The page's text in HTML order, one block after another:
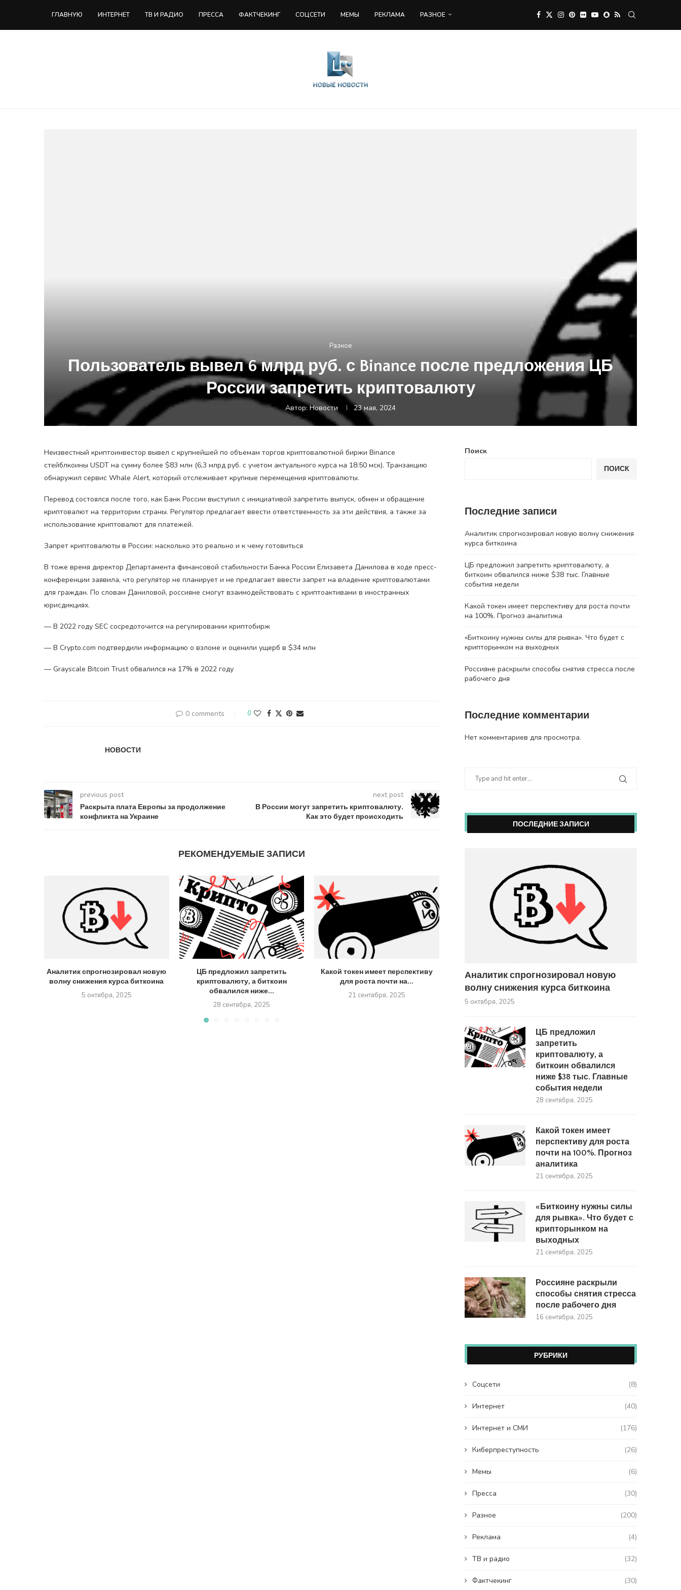
ГЛАВНУЮ ИНТЕРНЕТ ТВ И РАДИО ПРЕССА ФАКТЧЕКИНГ COЦСЕТИ МЕМЫ РЕКЛАМА РАЗНОЕ
Разное
Пользователь вывел 6 млрд руб. с Binance после предложения ЦБ
России запретить криптовалюту
Автор:Новости 23 мая, 2024
Неизвестный криптоинвестор вывел с крупнейшей по объемам торгов криптовалютной биржи Binance
стейблкоины USDT на сумму более $83 млн (6,3 млрд руб. с учетом актуального курса на 18:50 мск). Транзакцию
обнаружил сервис Whale Alert, который отслеживает крупные перемещения криптовалюты.
Перевод состоялся после того, как Банк России выступил с инициативой запретить выпуск, обмен и обращение
криптовалют на территории страны. Регулятор предлагает ввести ответственность за эти действия, а также за
использование криптовалют для платежей.
Запрет криптовалюты в России: насколько это реально и к чему готовиться
В тоже время директор Департамента финансовой стабильности Банка России Елизавета Данилова в ходе пресс-
конференции заявила, что регулятор не планирует и не предлагает ввести запрет на владение криптовалютами
для граждан. По словам Даниловой, россияне смогут взаимодействовать с криптоактивами в иностранных
юрисдикциях.
— В 2022 году SEC сосредоточится на регулировании криптобирж
— В Crypto.com подтвердили информацию о взломе и оценили ущерб в $34 млн
— Grayscale Bitcoin Trust обвалился на 17% в 2022 году
0 comments 0
НОВОСТИ
previous post
Раскрыта плата Европы за продолжение
конфликта на Украине
next post
В России могут запретить криптовалюту.
Как это будет происходить
РЕКОМЕНДУЕМЫЕ ЗАПИСИ
Аналитик спрогнозировал новую
волну снижения курса биткоина
5 октября, 2025
ЦБ предложил запретить
криптовалюту, а биткоин
обвалился ниже...
28 сентября, 2025
Какой токен имеет перспективу
для роста почти на...
21 сентября, 2025
«Биткоину нужны силы для
рывка». Что будет с...
21 сентября, 2025
Новый обвал или начало
Почему биткоин
Поиск
ПОИСК
Последние записи
Аналитик спрогнозировал новую волну снижения
курса биткоина
ЦБ предложил запретить криптовалюту, а
биткоин обвалился ниже $38 тыс. Главные
события недели
Какой токен имеет перспективу для роста почти
на 100%. Прогноз аналитика
«Биткоину нужны силы для рывка». Что будет с
крипторынком на выходных
Россияне раскрыли способы снятия стресса после
рабочего дня
Последние комментарии
Нет комментариев для просмотра.
ПОСЛЕДНИЕ ЗАПИСИ
Аналитик спрогнозировал новую
волну снижения курса биткоина
5 октября, 2025
ЦБ предложил
запретить
криптовалюту, а
биткоин обвалился
ниже $38 тыс. Главные
события недели
28 сентября, 2025
Какой токен имеет
перспективу для роста
почти на 100%. Прогноз
аналитика
21 сентября, 2025
«Биткоину нужны силы
для рывка». Что будет с
крипторынком на
выходных
21 сентября, 2025
Россияне раскрыли
способы снятия стресса
после рабочего дня
16 сентября, 2025
РУБРИКИ
Coцсети (8)
Интернет (40)
Интернет и СМИ (176)
Киберпреступность (26)
Мемы (6)
Пресса (30)
Разное (200)
Реклама (4)
ТВ и радио (32)
Фактчекинг (30)